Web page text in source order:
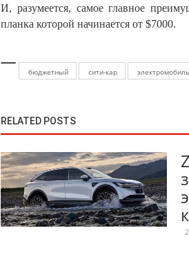
И, разумеется, самое главное
планка которой начинается от $7000.
бюджетный сити-кар электромобиль
RELATED POSTS